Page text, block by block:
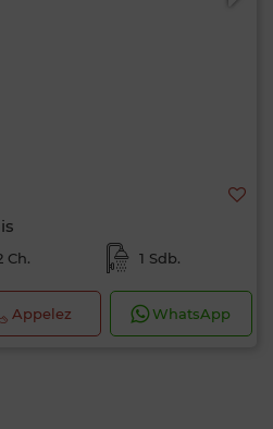
Ch. 1 Sdb.
Appelez WhatsApp